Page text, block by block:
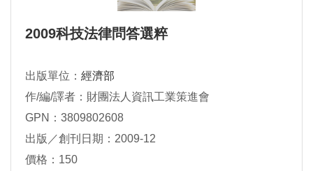
2009科技法律問答選粹
出版單位： 經濟部
作/編/譯者：財團法人資訊工業策進會
GPN：3809802608
出版／創刊日期：2009-12
價格：150